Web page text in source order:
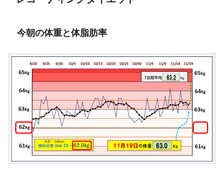
今朝の体重と体脂肪率